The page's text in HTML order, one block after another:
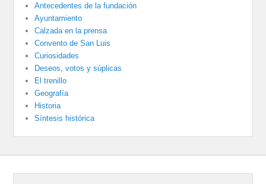
Antecedentes de la fundación
Ayuntamiento
Calzada en la prensa
Convento de San Luis
Curiosidades
Deseos, votos y súplicas
El trenillo
Geografía
Historia
Síntesis histórica